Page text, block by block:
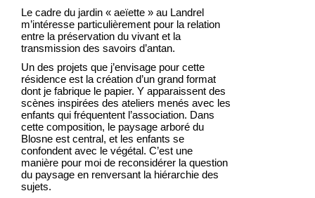
Le cadre du jardin « aeïette » au Landrel
m’intéresse particulièrement pour la relation
entre la préservation du vivant et la
transmission des savoirs d’antan.
Un des projets que j’envisage pour cette
résidence est la création d’un grand format
dont je fabrique le papier. Y apparaissent des
scènes inspirées des ateliers menés avec les
enfants qui fréquentent l’association. Dans
cette composition, le paysage arboré du
Blosne est central, et les enfants se
confondent avec le végétal. C’est une
manière pour moi de reconsidérer la question
du paysage en renversant la hiérarchie des
sujets.